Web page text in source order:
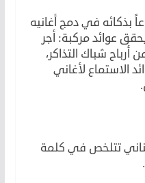
بذكائه في دمج أغانيه
عوائد مركبة: أجر
أرباح شباك التذاكر،
الاستماع لأغاني
تتلخص في كلمة